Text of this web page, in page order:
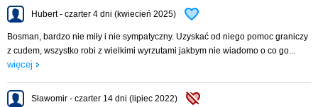
instalacja wodna (woda pitna i zaburtowa)
instalacja elektryczna
kabina WC + WC chemiczne
kambuz: kuchenka gazowa, komplet naczyń, sztućców, garnków oraz
patelnia
DANE TECHNICZNE
Hubert - czarter 4 dni (kwiecień 2025)
Bosman, bardzo nie miły i nie sympatyczny. Uzyskać od niego pomoc graniczy
z cudem, wszystko robi z wielkimi wyrzutami jakbym nie wiadomo o co go...
więcej
Sławomir - czarter 14 dni (lipiec 2022)